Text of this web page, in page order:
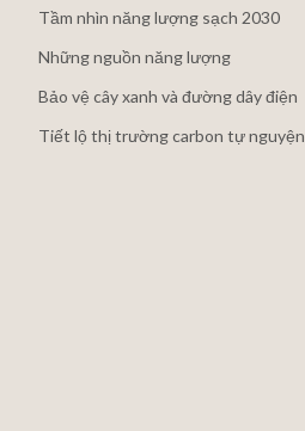
Tầm nhìn năng lượng sạch 2030
Những nguồn năng lượng
Bảo vệ cây xanh và đường dây điện
Tiết lộ thị trường carbon tự nguyện